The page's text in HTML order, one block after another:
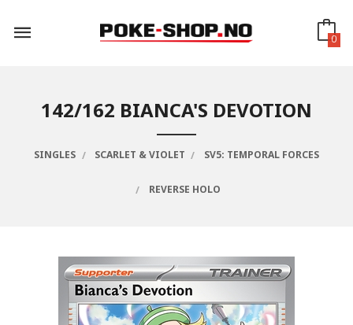
innholdet
0
142/162 BIANCA'S DEVOTION
SINGLES SCARLET & VIOLET SV5: TEMPORAL FORCES
REVERSE HOLO